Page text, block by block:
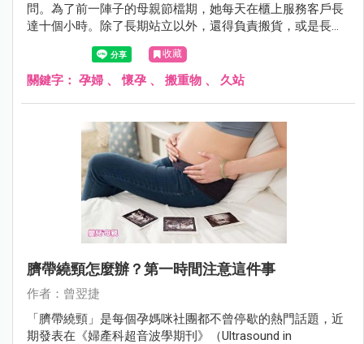
問。為了前一陣子的母親節檔期，她每天在櫃上服務客戶長
達十個小時。除了長期站立以外，還得負責搬貨，或是長時
間彎腰為客戶上妝。好不容易撐到了檔期結束，正想要好好
鬆一口氣時，卻發現私密處出血。嚇得她趕緊回診檢查，深
怕肚子裡的寶寶出了什麼差錯！
收藏
關鍵字： 孕婦 、懷孕 、 搬重物 、 久站
臍帶繞頸怎麼辦？第一時間注意這件事
作者：曾翌捷
「臍帶繞頸」是每個孕媽咪社團都不曾停歇的熱門話題，近
期發表在《婦產科超音波學期刊》（Ultrasound in